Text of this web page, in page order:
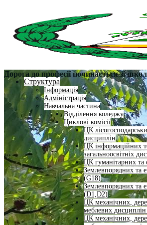
Структура
Інформація
Адміністрація
Навчальна частина
Відділення коледжу
Циклові комісії
ЦК
дисциплін
ЦК інформаційних
загальноосвітніх
ЦК гуманітарних та
Землевпорядних та
(G18)
Землевпорядних та
(D1,D2)
ЦК механічних,
меблевих
ЦК механічних,
Дорога до професії починається зі